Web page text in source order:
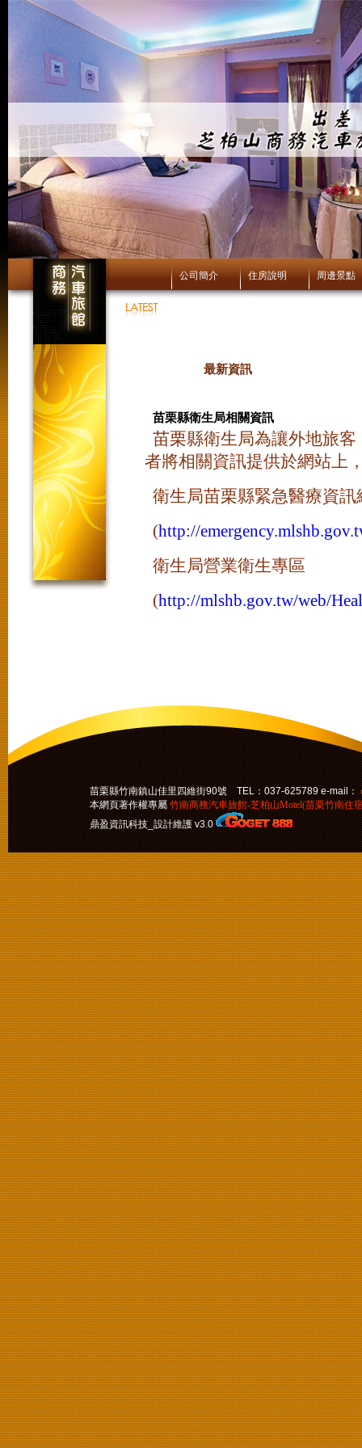
公司簡介 住房說明 周邊景點
最新資訊
苗栗縣衛生局相關資訊
苗栗縣衛生局為讓外地旅
者將相關資訊提供於網站上
衛生局苗栗縣緊急醫療資訊
(http://
衛生局營業衛生專區
(http://mlshb.gov.tw/web/
苗栗縣竹南鎮山佳里四維街90號 TEL：037-625789 e-mail：
本網頁著作權專屬 竹南商務汽車旅館-芝柏山Motel(苗栗竹南住
鼎盈資訊科技_設計維護 v3.0